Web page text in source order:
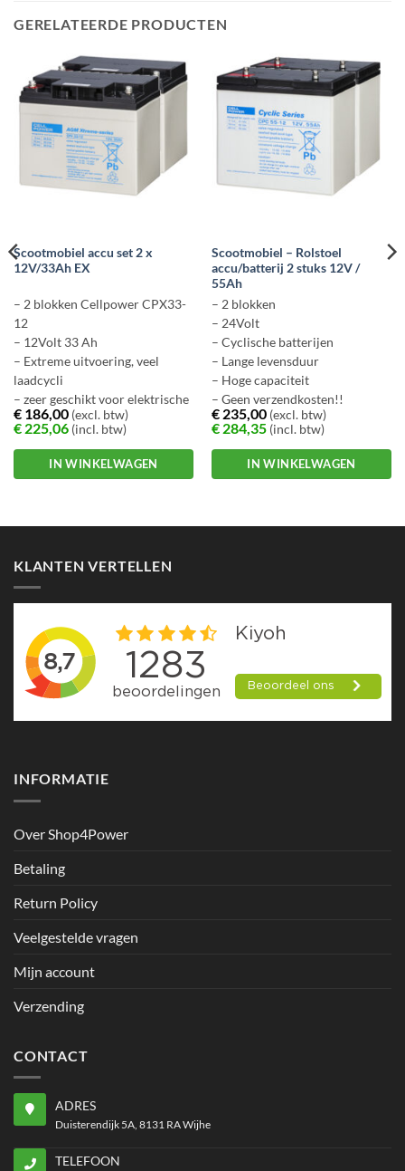
GERELATEERDE PRODUCTEN
Scootmobiel accu set 2 x
12V/33Ah EX
– 2 blokken Cellpower CPX33-
12
– 12Volt 33 Ah
– Extreme uitvoering, veel
laadcycli
– zeer geschikt voor elektrische
scootmobiel
€186,00(excl. btw)
€225,06(incl. btw)
IN WINKELWAGEN
Scootmobiel – Rolstoel
accu/batterij 2 stuks 12V /
55Ah
– 2 blokken
– 24Volt
– Cyclische batterijen
– Lange levensduur
– Hoge capaciteit
– Geen verzendkosten!!
€235,00(excl. btw)
€284,35(incl. btw)
IN WINKELWAGEN
KLANTEN VERTELLEN
INFORMATIE
Over Shop4Power
Betaling
Return Policy
Veelgestelde vragen
Mijn account
Verzending
CONTACT
ADRES
Duisterendijk 5A, 8131 RA Wijhe
TELEFOON